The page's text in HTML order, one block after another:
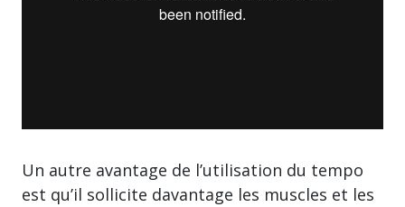
Un autre avantage de l’utilisation du tempo
est qu’il sollicite davantage les muscles et les